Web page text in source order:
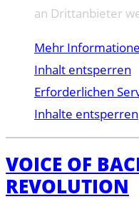
an Drittanbieter
Mehr
Inhalt entsperren
Erforderlichen
Inhalte entsperren
VOICE OF
REVOLUTION